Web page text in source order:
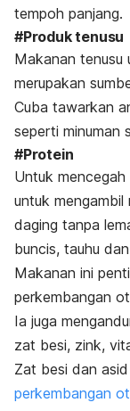
tempoh panjang.
#Produk tenusu
Makanan tenusu
merupakan
Cuba tawarkan
seperti minuman
#Protein
Untuk
untuk
daging tanpa
buncis, tauhu
Makanan ini
perkembangan
Ia juga
zat besi, zink,
Zat besi dan
perkembangan